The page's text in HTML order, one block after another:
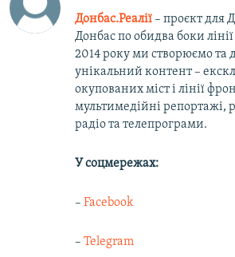
Донбас.Реалії– проєкт для
Донбас по обидва боки
2014 року ми створюємо та
унікальний контент –
окупованих міст і лінії
мультимедійні репортажі,
радіо та телепрограми.
У соцмережах:
– Facebook
– Telegram